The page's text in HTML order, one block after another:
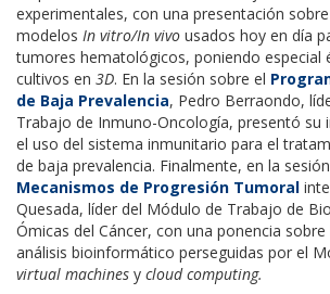
experimentales, con una presentación
modelos In vitro/In vivo usados hoy en día
tumores hematológicos, poniendo especial
cultivos en 3D. En la sesión sobre el
de Baja Prevalencia, Pedro Berraondo,
Trabajo de Inmuno-Oncología, presentó su
el uso del sistema inmunitario para el
de baja prevalencia. Finalmente, en la
Mecanismos de Progresión Tumoral
Quesada, líder del Módulo de Trabajo de
Ómicas del Cáncer, con una ponencia
análisis bioinformático perseguidas por el
virtual machines y cloud computing.